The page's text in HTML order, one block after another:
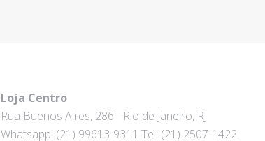
Loja Centro
Rua Buenos Aires, 286 - Rio de Janeiro, RJ
Whatsapp: (21) 99613-9311 Tel: (21) 2507-1422